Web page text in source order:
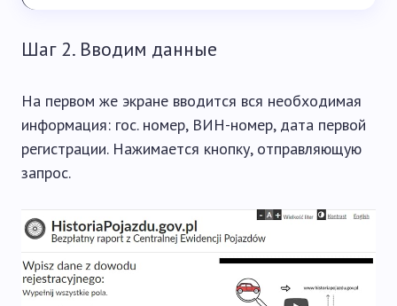
Шаг 2. Вводим данные
На первом же экране вводится вся необходимая
информация: гос. номер, ВИН-номер, дата первой
регистрации. Нажимается кнопку, отправляющую
запрос.